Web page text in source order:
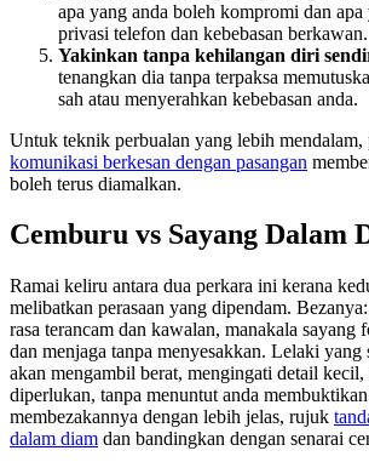
apa yang anda boleh kompromi dan
privasi telefon dan kebebasan berkawan.
Yakinkan tanpa kehilangan diri
tenangkan dia tanpa terpaksa
sah atau menyerahkan kebebasan anda.
Untuk teknik perbualan yang lebih mendalam,
komunikasi berkesan dengan pasangan
boleh terus diamalkan.
Cemburu vs Sayang Dalam
Ramai keliru antara dua perkara ini kerana
melibatkan perasaan yang dipendam.
rasa terancam dan kawalan, manakala sayang
dan menjaga tanpa menyesakkan. Lelaki yang
akan mengambil berat, mengingati detail
diperlukan, tanpa menuntut anda
membezakannya dengan lebih jelas, rujuk
dalam diam dan bandingkan dengan senarai